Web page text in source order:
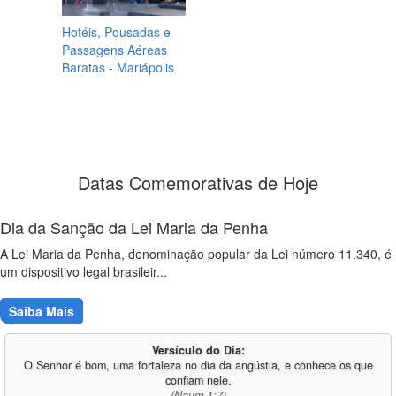
Hotéis, Pousadas e
Passagens Aéreas
Baratas - Mariápolis
Datas Comemorativas de Hoje
Dia da Sanção da Lei Maria da Penha
A Lei Maria da Penha, denominação popular da Lei número 11.340, é
um dispositivo legal brasileir...
Saiba Mais
Versículo do Dia:
O Senhor é bom, uma fortaleza no dia da angústia, e conhece os que
confiam nele.